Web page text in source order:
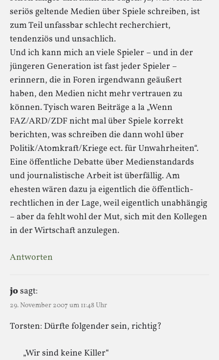
seriös geltende Medien über Spiele schreiben, ist
zum Teil unfassbar schlecht recherchiert,
tendenziös und unsachlich.
Und ich kann mich an viele Spieler – und in der
jüngeren Generation ist fast jeder Spieler –
erinnern, die in Foren irgendwann geäußert
haben, den Medien nicht mehr vertrauen zu
können. Tyisch waren Beiträge a la „Wenn
FAZ/ARD/ZDF nicht mal über Spiele korrekt
berichten, was schreiben die dann wohl über
Politik/Atomkraft/Kriege ect. für Unwahrheiten“.
Eine öffentliche Debatte über Medienstandards
und journalistische Arbeit ist überfällig. Am
ehesten wären dazu ja eigentlich die öffentlich-
rechtlichen in der Lage, weil eigentlich unabhängig
– aber da fehlt wohl der Mut, sich mit den Kollegen
in der Wirtschaft anzulegen.
Antworten
josagt:
29. November 2007 um 11:48 Uhr
Torsten: Dürfte folgender sein, richtig?
„Wir sind keine Killer“